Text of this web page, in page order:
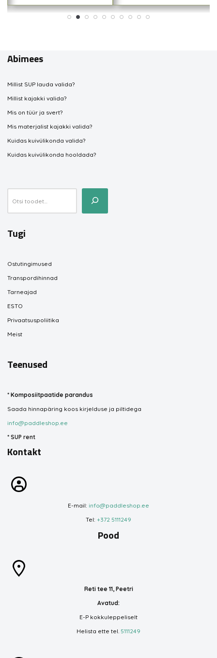
Abimees
Millist SUP lauda valida?
Millist kajakki valida?
Mis on tüür ja svert?
Mis materjalist kajakki valida?
Kuidas kuivülikonda valida?
Kuidas kuivülikonda hooldada?
Tugi
Ostutingimused
Transpordihinnad
Tarneajad
ESTO
Privaatsuspoliitika
Meist
Teenused
* Komposiitpaatide parandus
Saada hinnapäring koos kirjelduse ja piltidega
info@paddleshop.ee
* SUP rent
Kontakt
E-mail: info@paddleshop.ee
Tel: +372 5111249
Pood
Reti tee 11, Peetri
Avatud:
E-P kokkuleppeliselt
Helista ette tel. 5111249